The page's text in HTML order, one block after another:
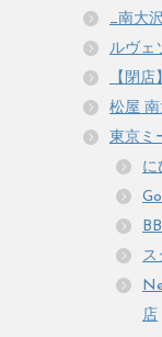
_南大
ルヴェ
【閉
松屋
東京ミ
に
ス
店